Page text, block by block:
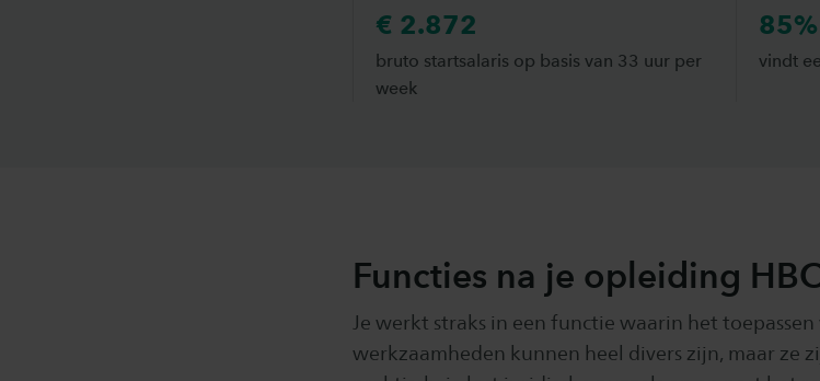
€ 2.872
​bruto startsalaris op basis van 33 uur per
week
85%
vindt
Functies na je opleiding
Je werkt straks in een functie waarin het
werkzaamheden kunnen heel divers zijn, maar ze